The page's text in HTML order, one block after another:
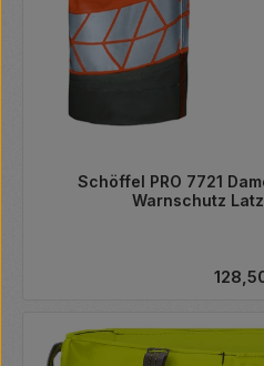
Schöffel PRO 7721
Warnschutz